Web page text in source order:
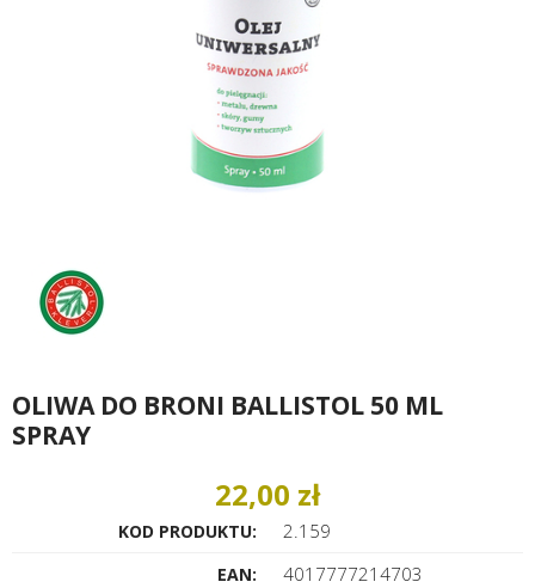
OLIWA DO BRONI BALLISTOL 50 ML
SPRAY
22,00 zł
KOD PRODUKTU: 2.159
EAN: 4017777214703